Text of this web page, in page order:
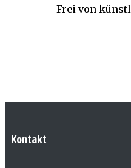
Frei von
Kontakt